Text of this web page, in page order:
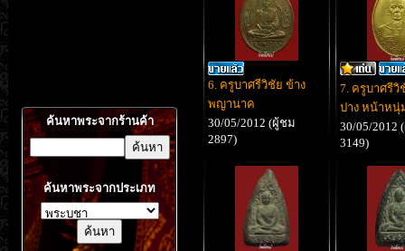
ค้นหาพระจากร้านค้า
ค้นหาพระจากประเภท
6. ครูบาศรีวิชัย ข้าง
พญานาค
30/05/2012 (ผู้ชม
2897)
7. ครูบาศรีวิ
ปาง หน้าหนุ่
30/05/2012
3149)